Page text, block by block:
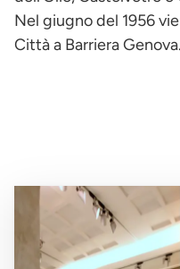
Nel giugno del 1956
Città a Barriera Genova.
Immagine